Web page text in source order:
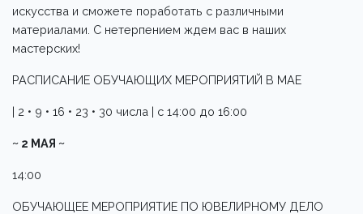
искусства и сможете поработать с различными
материалами. С нетерпением ждем вас в наших
мастерских!
РАСПИСАНИЕ ОБУЧАЮЩИХ МЕРОПРИЯТИЙ В МАЕ
| 2 • 9 • 16 • 23 • 30 числа | с 14:00 до 16:00
~ 2 МАЯ ~
14:00
ОБУЧАЮЩЕЕ МЕРОПРИЯТИЕ ПО ЮВЕЛИРНОМУ ДЕЛО